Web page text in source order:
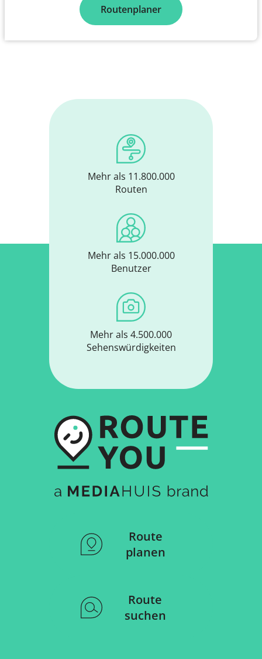
Routenplaner
Mehr als 11.800.000
Routen
Mehr als 15.000.000
Benutzer
Mehr als 4.500.000
Sehenswürdigkeiten
Route
planen
Route
suchen